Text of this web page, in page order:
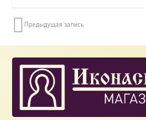
Предыдущая запись